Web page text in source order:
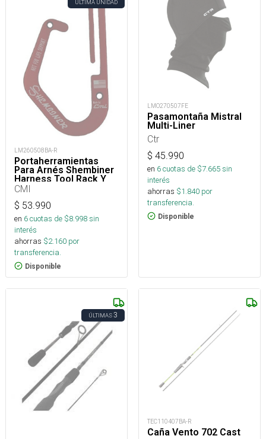
ÚLTIMA UNIDAD
LM260508BA-R
Portaherramientas
Para Arnés Shembiner
Harness Tool Rack Y
Arborismo
CMI
$ 53.990
en 6cuotas de $8.998sin
interés
ahorras $2.160 por
transferencia.
Disponible
LMO270507FE
Pasamontaña Mistral
Multi-Liner
Ctr
$ 45.990
en 6cuotas de $7.665sin
interés
ahorras $1.840 por
transferencia.
Disponible
ÚLTIMAS3
TEC110407BA-R
Caña Vento 702 Cast